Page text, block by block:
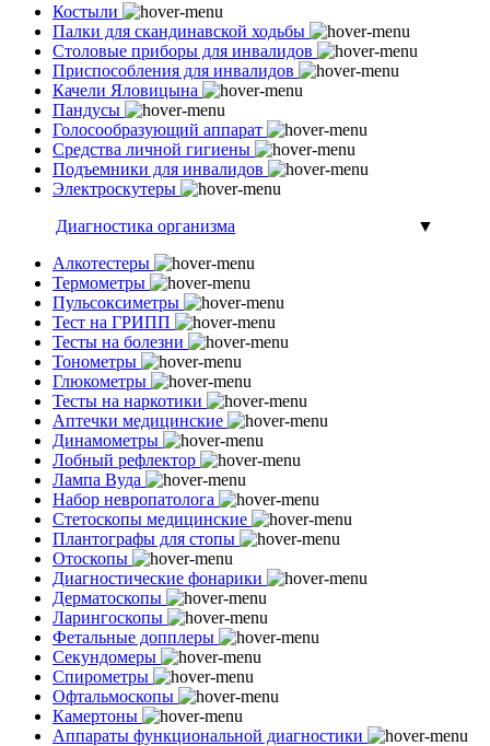
Костыли
Палки для скандинавской ходьбы
Столовые приборы для инвалидов
Приспособления для инвалидов
Качели Яловицына
Пандусы
Голосообразующий аппарат
Средства личной гигиены
Подъемники для инвалидов
Электроскутеры
Диагностика организма
▼
Алкотестеры
Термометры
Пульсоксиметры
Тест на ГРИПП
Тесты на болезни
Тонометры
Глюкометры
Тесты на наркотики
Аптечки медицинские
Динамометры
Лобный рефлектор
Лампа Вуда
Набор невропатолога
Стетоскопы медицинские
Плантографы для стопы
Отоскопы
Диагностические фонарики
Дерматоскопы
Ларингоскопы
Фетальные допплеры
Секундомеры
Спирометры
Офтальмоскопы
Камертоны
Аппараты функциональной диагностики